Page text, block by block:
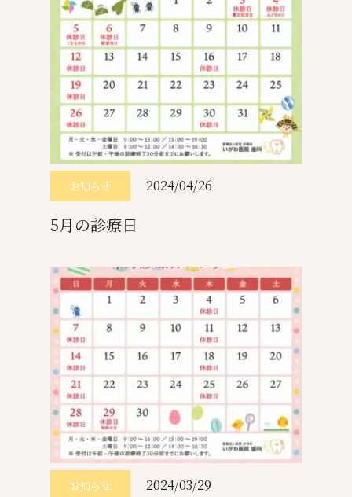
お知らせ 2024/04/26
5月の診療日
お知らせ 2024/03/29